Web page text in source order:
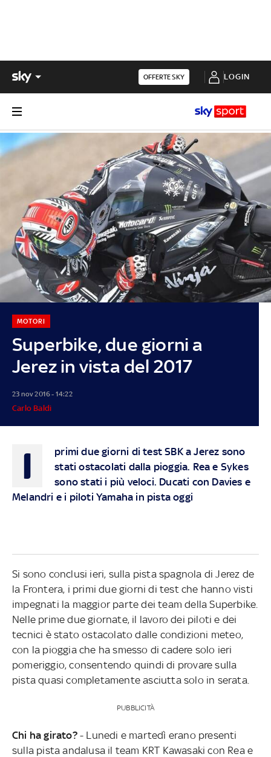
OFFERTE SKY LOGIN
Superbike, due giorni a
Jerez in vista del 2017
MOTORI
23 nov 2016 - 14:22
Carlo Baldi
I
primi due giorni di test SBK a Jerez sono
stati ostacolati dalla pioggia. Rea e Sykes
sono stati i più veloci. Ducati con Davies e
Melandri e i piloti Yamaha in pista oggi
Si sono conclusi ieri, sulla pista spagnola di Jerez de
la Frontera, i primi due giorni di test che hanno visti
impegnati la maggior parte dei team della Superbike.
Nelle prime due giornate, il lavoro dei piloti e dei
tecnici è stato ostacolato dalle condizioni meteo,
con la pioggia che ha smesso di cadere solo ieri
pomeriggio, consentendo quindi di provare sulla
pista quasi completamente asciutta solo in serata.
PUBBLICITÀ
Chi ha girato?- Lunedi e martedì erano presenti
sulla pista andalusa il team KRT Kawasaki con Rea e